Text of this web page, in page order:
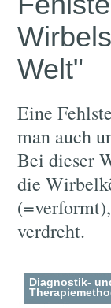
Welt"
Eine
man auch
Bei dieser
die
verdreht.
Diagnostik-